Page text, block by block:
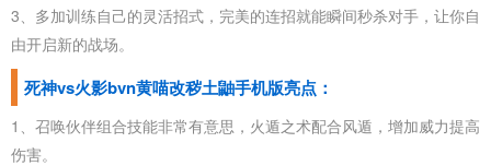
3、多加训练自己的灵活招式，完美的连招就能瞬间秒杀对手，让你自
由开启新的战场。
死神vs火影bvn黄喵改秽土鼬手机版亮点：
1、召唤伙伴组合技能非常有意思，火遁之术配合风遁，增加威力提高
伤害。